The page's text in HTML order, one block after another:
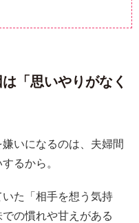
「思いやりがなく
いになるのは、夫婦間
るから。
た「相手を想う気持
の慣れや甘えがある